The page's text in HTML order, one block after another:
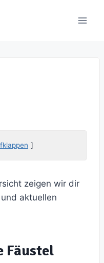
zeigen wir dir
aktuellen
Fäustel